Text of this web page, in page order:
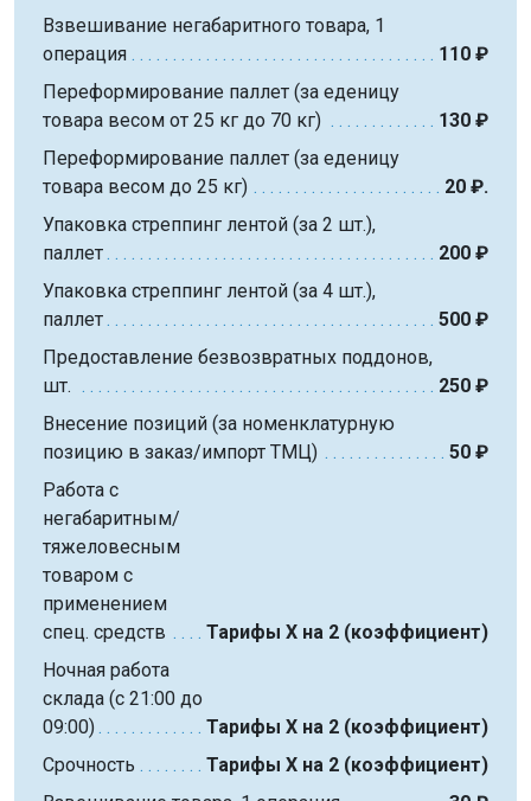
Взвешивание негабаритного товара, 1
операция
110 ₽
Переформирование паллет (за еденицу
товара весом от 25 кг до 70 кг)
130 ₽
Переформирование паллет (за еденицу
товара весом до 25 кг)
20 ₽.
Упаковка стреппинг лентой (за 2 шт.),
паллет
200 ₽
Упаковка стреппинг лентой (за 4 шт.),
паллет
500 ₽
Предоставление безвозвратных поддонов,
шт.
250 ₽
Внесение позиций (за номенклатурную
позицию в заказ/импорт ТМЦ)
50 ₽
Работа с
негабаритным/
тяжеловесным
товаром с
применением
спец. средств
Тарифы Х на 2 (коэффициент)
Ночная работа
склада (с 21:00 до
09:00)
Тарифы Х на 2 (коэффициент)
Срочность
Тарифы Х на 2 (коэффициент)